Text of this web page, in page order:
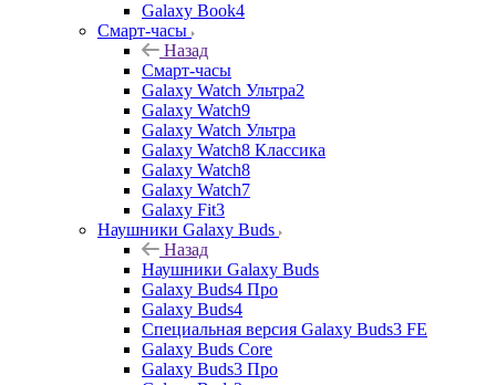
Galaxy Book4
Смарт-часы
Назад
Смарт-часы
Galaxy Watch Ультра2
Galaxy Watch9
Galaxy Watch Ультра
Galaxy Watch8 Классика
Galaxy Watch8
Galaxy Watch7
Galaxy Fit3
Наушники Galaxy Buds
Назад
Наушники Galaxy Buds
Galaxy Buds4 Про
Galaxy Buds4
Специальная версия Galaxy Buds3 FE
Galaxy Buds Core
Galaxy Buds3 Про